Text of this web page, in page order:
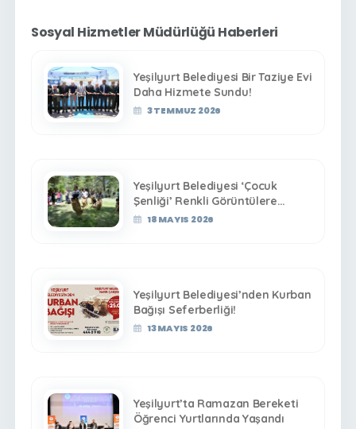
Sosyal Hizmetler Müdürlüğü Haberleri
Yeşilyurt Belediyesi Bir Taziye Evi
Daha Hizmete Sundu!
3 TEMMUZ 2026
Yeşilyurt Belediyesi ‘Çocuk
Şenliği’ Renkli Görüntülere
Sahne Oldu
18 MAYIS 2026
Yeşilyurt Belediyesi’nden Kurban
Bağışı Seferberliği!
13 MAYIS 2026
Yeşilyurt’ta Ramazan Bereketi
Öğrenci Yurtlarında Yaşandı